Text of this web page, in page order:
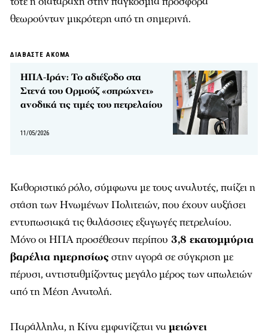
θεωρούνταν μικρότερη από τη σημερινή.
ΔΙΑΒΑΣΤΕ ΑΚΟΜΑ
ΗΠΑ-Ιράν: Το αδιέξοδο στα
Στενά του Ορμούζ «σπρώχνει»
ανοδικά τις τιμές του πετρελαίου
11/05/2026
Καθοριστικό ρόλο, σύμφωνα με τους αναλυτές, παίζει η
στάση των Ηνωμένων Πολιτειών, που έχουν αυξήσει
εντυπωσιακά τις θαλάσσιες εξαγωγές πετρελαίου.
Μόνο οι ΗΠΑ προσέθεσαν περίπου 3,8 εκατομμύρια
βαρέλια ημερησίωςστην αγορά σε σύγκριση με
πέρυσι, αντισταθμίζοντας μεγάλο μέρος των απωλειών
από τη Μέση Ανατολή.
Παράλληλα, η Κίνα εμφανίζεται ναμειώνει